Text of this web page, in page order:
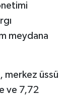
meydana
merkez üssü
ve 7,72